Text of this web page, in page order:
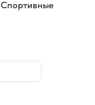
Спортивные